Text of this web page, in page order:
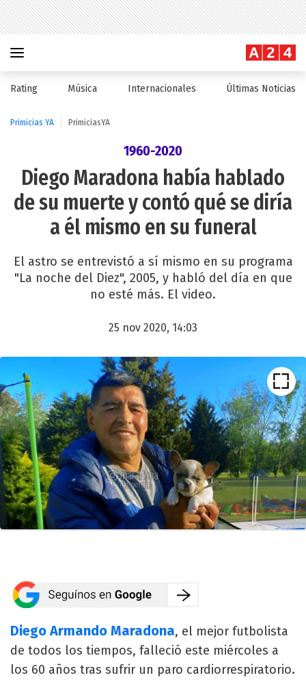
Rating Música Internacionales Últimas Noticias
Primicias YA PrimiciasYA
1960-2020
Diego Maradona había hablado
de su muerte y contó qué se diría
a él mismo en su funeral
El astro se entrevistó a sí mismo en su programa
"La noche del Diez", 2005, y habló del día en que
no esté más. El video.
25 nov 2020, 14:03
Diego Armando Maradona, el mejor futbolista
de todos los tiempos, falleció este miércoles a
los 60 años tras sufrir un paro cardiorrespiratorio.